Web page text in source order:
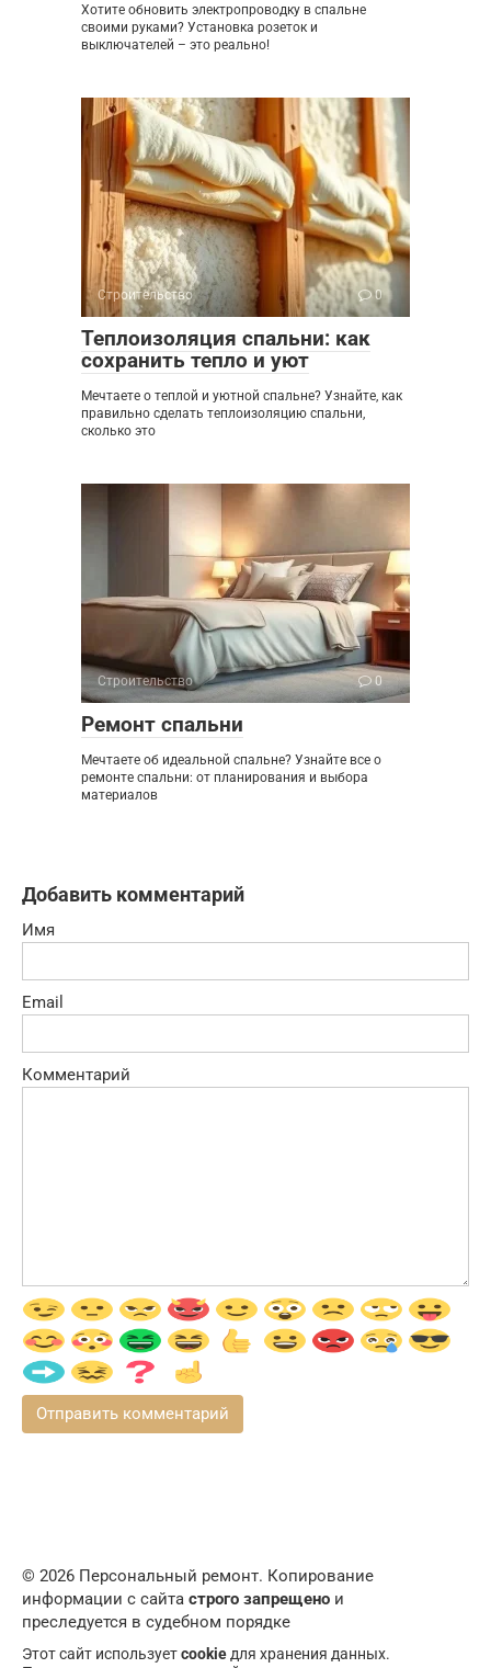
Хотите обновить электропроводку в спальне
своими руками? Установка розеток и
выключателей – это реально!
Строительство 0
Теплоизоляция спальни: как
сохранить тепло и уют
Мечтаете о теплой и уютной спальне? Узнайте, как
правильно сделать теплоизоляцию спальни,
сколько это
Строительство 0
Ремонт спальни
Мечтаете об идеальной спальне? Узнайте все о
ремонте спальни: от планирования и выбора
материалов
Добавить комментарий
Имя
Email
Комментарий
© 2026 Персональный ремонт. Копирование
информации с сайта строго запрещено и
преследуется в судебном порядке
Этот сайт используетcookie для хранения данных.